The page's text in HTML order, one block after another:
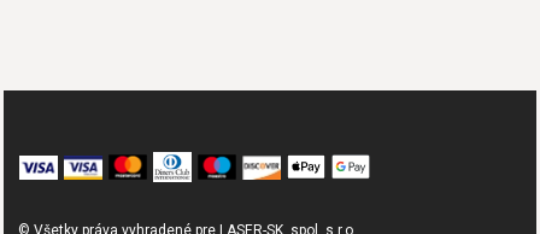
© Všetky práva vyhradené pre LASER-SK, spol. s.r.o.